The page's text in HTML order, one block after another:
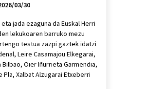
03/30
eta jada ezaguna da Euskal Herri
lekukoaren barruko mezu
testua zazpi gaztek idatzi
Leire Casamajou Elkegarai,
Bilbao, Oier Iñurrieta Garmendia,
Pla, Xalbat Alzugarai Etxeberri